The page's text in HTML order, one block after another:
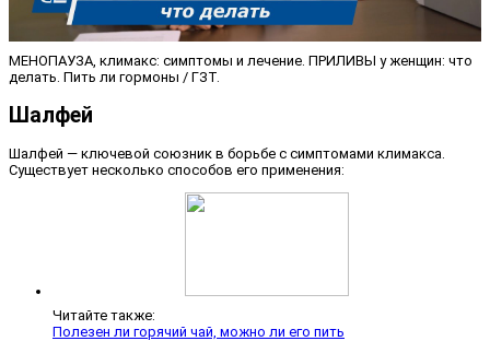
МЕНОПАУЗА, климакс: симптомы и лечение. ПРИЛИВЫ у женщин: что
делать. Пить ли гормоны / ГЗТ.
Шалфей
Шалфей — ключевой союзник в борьбе с симптомами климакса.
Существует несколько способов его применения:
Читайте также:
Полезен ли горячий чай, можно ли его пить